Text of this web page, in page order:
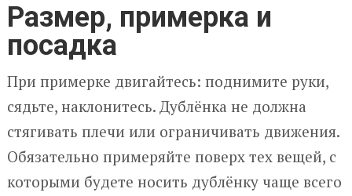
Размер, примерка и
посадка
При примерке двигайтесь: поднимите руки,
сядьте, наклонитесь. Дублёнка не должна
стягивать плечи или ограничивать движения.
Обязательно примеряйте поверх тех вещей, с
которыми будете носить дублёнку чаще всего